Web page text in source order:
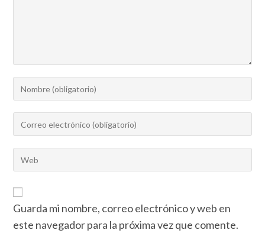
Guarda mi nombre, correo electrónico y web en
este navegador para la próxima vez que comente.